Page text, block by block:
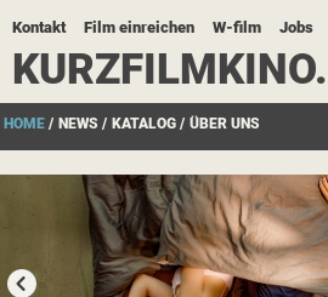
Kontakt Film einreichen W-film Jobs
KURZFILMKINO.
HOME / NEWS / KATALOG / ÜBER UNS